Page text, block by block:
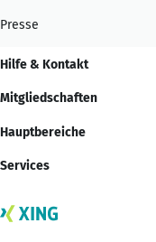
Presse
Hilfe & Kontakt
Mitgliedschaften
Hauptbereiche
Services